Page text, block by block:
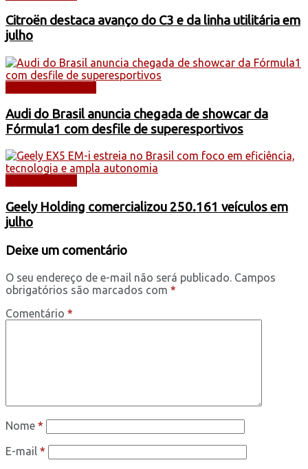
Citroën destaca avanço do C3 e da linha utilitária em
julho
Audi do Brasil anuncia chegada de showcar da
Fórmula1 com desfile de superesportivos
Geely Holding comercializou 250.161 veículos em
julho
Deixe um comentário
O seu endereço de e-mail não será publicado. Campos
obrigatórios são marcados com *
Comentário *
Nome *
E-mail *